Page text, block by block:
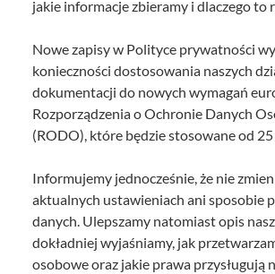
jakie informacje zbieramy i dlaczego to
Nowe zapisy w Polityce prywatności
konieczności dostosowania naszych
dokumentacji do nowych wymagań
Rozporządzenia o Ochronie Danych
(RODO), które będzie stosowane od
Informujemy jednocześnie, że nie
aktualnych ustawieniach ani sposobie
danych. Ulepszamy natomiast opis
dokładniej wyjaśniamy, jak
osobowe oraz jakie prawa przysługują